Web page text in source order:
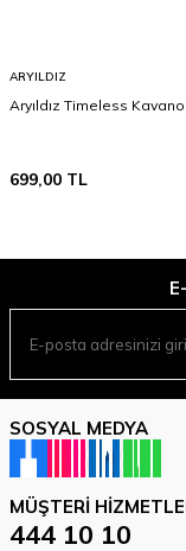
ARYILDIZ
Aryıldız Timeless
699,00 TL
SOSYAL MEDYA
MÜŞTERI
444 10 10